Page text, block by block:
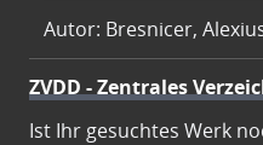
Autor: Bresnicer,
ZVDD - Zentrales
Ist Ihr gesuchtes Werk